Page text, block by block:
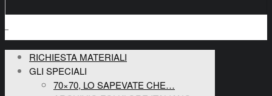
RICHIESTA MATERIALI
GLI SPECIALI
70×70, LO SAPEVATE CHE…